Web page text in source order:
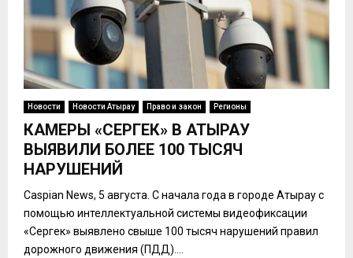
Новости Новости Атырау Право и закон Регионы
КАМЕРЫ «СЕРГЕК» В АТЫРАУ
ВЫЯВИЛИ БОЛЕЕ 100 ТЫСЯЧ
НАРУШЕНИЙ
Caspian News, 5 августа. С начала года в городе Атырау с
помощью интеллектуальной системы видеофиксации
«Сергек» выявлено свыше 100 тысяч нарушений правил
дорожного движения (ПДД)....